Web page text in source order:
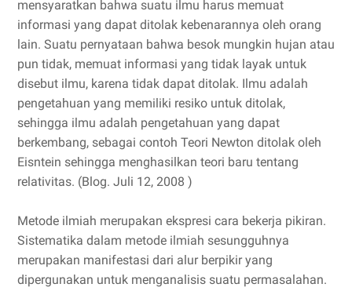
mensyaratkan bahwa suatu ilmu harus memuat
informasi yang dapat ditolak kebenarannya oleh orang
lain. Suatu pernyataan bahwa besok mungkin hujan atau
pun tidak, memuat informasi yang tidak layak untuk
disebut ilmu, karena tidak dapat ditolak. Ilmu adalah
pengetahuan yang memiliki resiko untuk ditolak,
sehingga ilmu adalah pengetahuan yang dapat
berkembang, sebagai contoh Teori Newton ditolak oleh
Eisntein sehingga menghasilkan teori baru tentang
relativitas. (Blog. Juli 12, 2008 )
Metode ilmiah merupakan ekspresi cara bekerja pikiran.
Sistematika dalam metode ilmiah sesungguhnya
merupakan manifestasi dari alur berpikir yang
dipergunakan untuk menganalisis suatu permasalahan.